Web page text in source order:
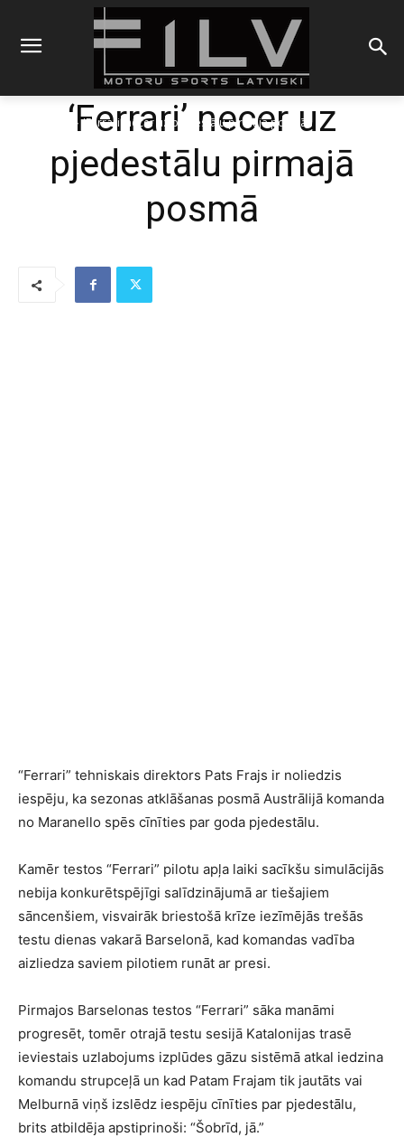
'Ferrari' necer uz pjedestālu pirmajā posmā
‘Ferrari’ necer uz
pjedestālu pirmajā
posmā
“Ferrari” tehniskais direktors Pats Frajs ir noliedzis
iespēju, ka sezonas atklāšanas posmā Austrālijā komanda
no Maranello spēs cīnīties par goda pjedestālu.
Kamēr testos “Ferrari” pilotu apļa laiki sacīkšu simulācijās
nebija konkurētspējīgi salīdzinājumā ar tiešajiem
sāncenšiem, visvairāk briestošā krīze iezīmējās trešās
testu dienas vakarā Barselonā, kad komandas vadība
aizliedza saviem pilotiem runāt ar presi.
Pirmajos Barselonas testos “Ferrari” sāka manāmi
progresēt, tomēr otrajā testu sesijā Katalonijas trasē
ieviestais uzlabojums izplūdes gāzu sistēmā atkal iedzina
komandu strupceļā un kad Patam Frajam tik jautāts vai
Melburnā viņš izslēdz iespēju cīnīties par pjedestālu,
brits atbildēja apstiprinoši: “Šobrīd, jā.”